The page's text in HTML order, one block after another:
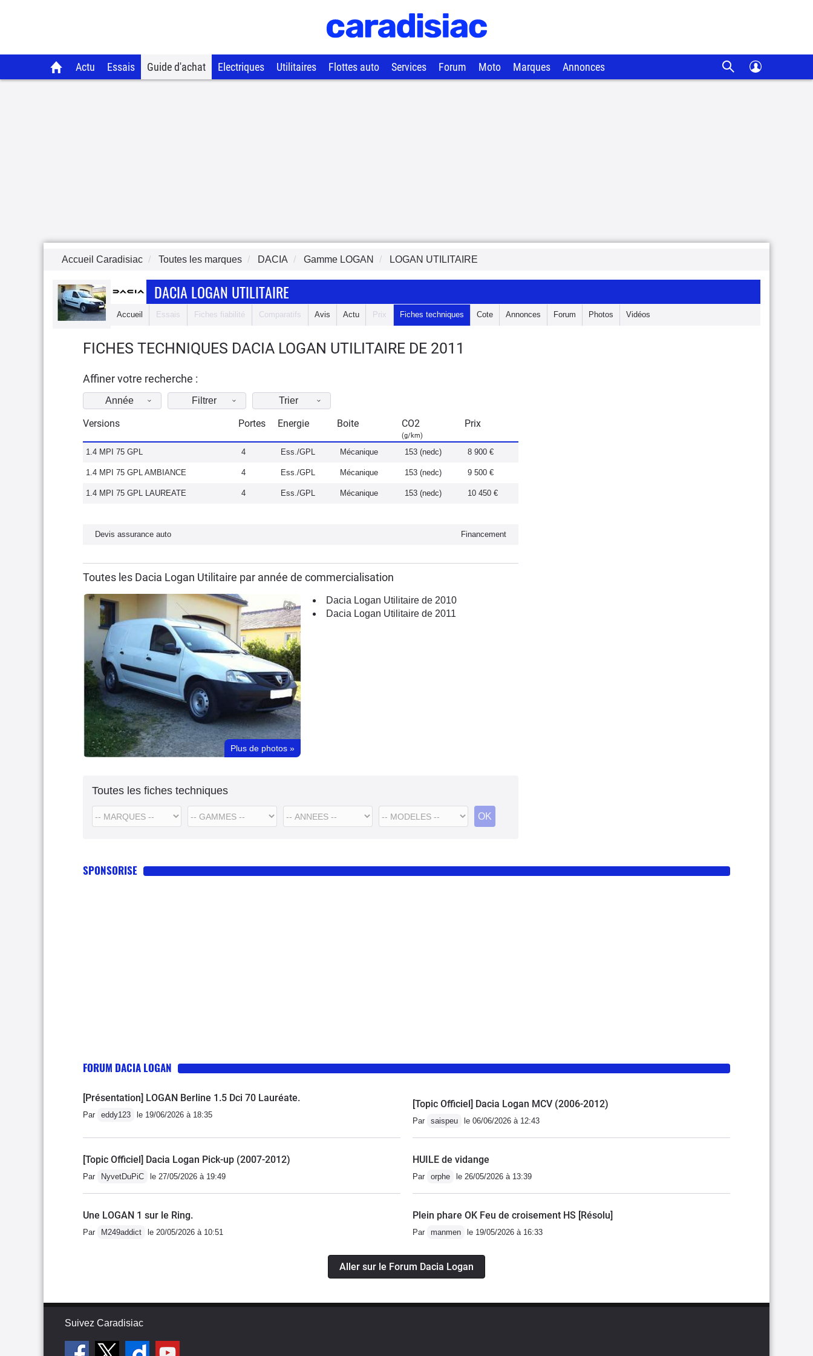
Actu Essais Guide d'achat Electriques Utilitaires Flottes auto Services Forum Moto Marques Annonces
Accueil Caradisiac Toutes les marques DACIA Gamme LOGAN LOGAN UTILITAIRE
DACIA LOGAN UTILITAIRE
Accueil Essais Fiches fiabilité Comparatifs Avis Actu Prix Fiches techniques Cote Annonces Forum Photos Vidéos
FICHES TECHNIQUES DACIA LOGAN UTILITAIRE DE 2011
Affiner votre recherche :
Année Filtrer Trier
Versions Portes Energie Boite CO2
(g/km)
Prix
1.4 MPI 75 GPL 4 Ess./GPL Mécanique 153 (nedc) 8 900 €
1.4 MPI 75 GPL AMBIANCE 4 Ess./GPL Mécanique 153 (nedc) 9 500 €
1.4 MPI 75 GPL LAUREATE 4 Ess./GPL Mécanique 153 (nedc) 10 450 €
Devis assurance auto Financement
Toutes les Dacia Logan Utilitaire par année de commercialisation
Plus de photos »
Dacia Logan Utilitaire de 2010
Dacia Logan Utilitaire de 2011
Toutes les fiches techniques
SPONSORISE
FORUM DACIA LOGAN
[Présentation] LOGAN Berline 1.5 Dci 70 Lauréate.
Par eddy123 le 19/06/2026 à 18:35
[Topic Officiel] Dacia Logan MCV (2006-2012)
Par saispeu le 06/06/2026 à 12:43
[Topic Officiel] Dacia Logan Pick-up (2007-2012)
Par NyvetDuPiC le 27/05/2026 à 19:49
HUILE de vidange
Par orphe le 26/05/2026 à 13:39
Une LOGAN 1 sur le Ring.
Par M249addict le 20/05/2026 à 10:51
Plein phare OK Feu de croisement HS [Résolu]
Par manmen le 19/05/2026 à 16:33
Aller sur le Forum Dacia Logan
Suivez Caradisiac